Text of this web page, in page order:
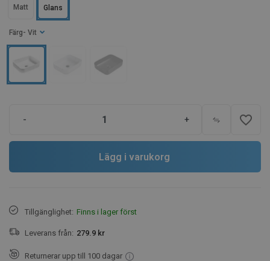
Färg - Vit
Matt Glans
- + favorite_border
Lägg i varukorg
Tillgänglighet: Finns i lager först
Leverans från: 279.9 kr
Returnerar upp till 100 dagar